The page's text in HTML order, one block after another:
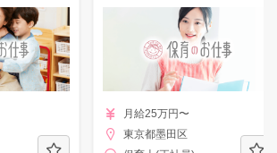
月給25万円〜
東京都墨田区